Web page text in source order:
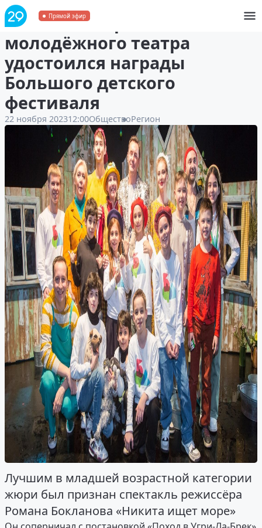
Прямой эфир
Спектакль Архангельского
молодёжного театра
удостоился награды
Большого детского
фестиваля
22 ноября 202312:00ОбществоРегион
Лучшим в младшей возрастной категории
жюри был признан спектакль режиссёра
Романа Бокланова «Никита ищет море»